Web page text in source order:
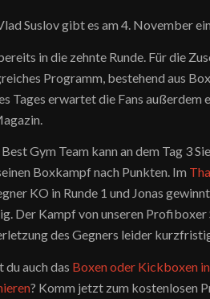
Suslov gibt es am 4. November
in die zehnte Runde. Für die
Programm, bestehend aus
Tages erwartet die Fans außerdem
Gym Team kann an dem Tag 3
Boxkampf nach Punkten. Im
KO in Runde 1 und Jonas
Der Kampf von unseren
des Gegners leider
auch das Boxen oder Kickboxen
? Komm jetzt zum kostenlosen